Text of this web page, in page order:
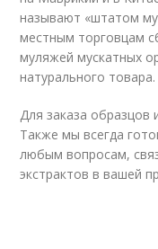
называют «штатом
местным торговцам
муляжей мускатных
натурального товара.
Для заказа образцов
Также мы всегда
любым вопросам,
экстрактов в вашей